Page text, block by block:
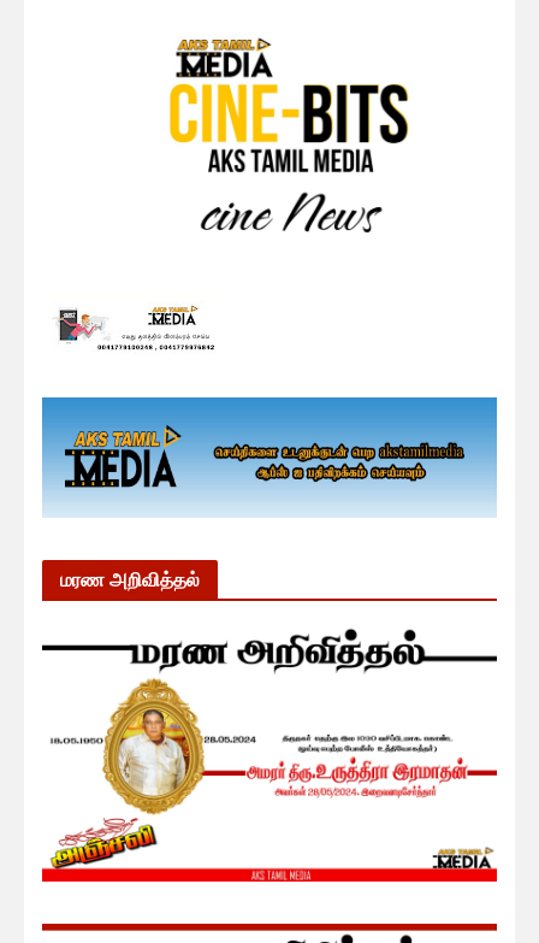
மரண அறிவித்தல்